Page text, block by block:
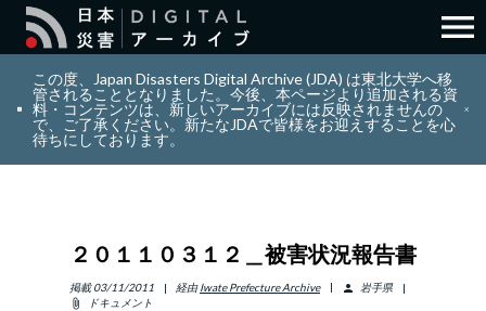
search 検索
layers コレクション
info_outline リソース
menu
この度、Japan Disasters Digital Archive (JDA) は東北大学へ移
管されることとなりました。今後、本ページより追加される資
料・コンテンツは、新しいアーカイブには反映されませんの
で、ご了承ください。新たなJDAで皆様をお迎えすることを心
待ちにしております。
２０１１０３１２＿被害状況報告書
掲載 03/11/2011 経由 Iwate Prefecture Archive person
岩手県
attach_file
ドキュメント